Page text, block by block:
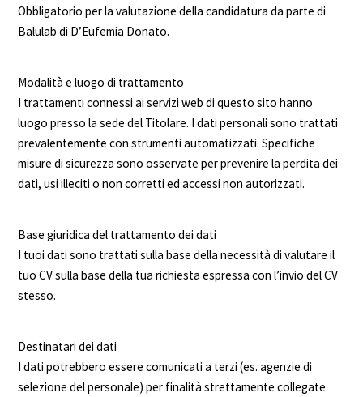
Obbligatorio per la valutazione della candidatura da parte di
Balulab di D’Eufemia Donato.
Modalità e luogo di trattamento
I trattamenti connessi ai servizi web di questo sito hanno
luogo presso la sede del Titolare. I dati personali sono trattati
prevalentemente con strumenti automatizzati. Specifiche
misure di sicurezza sono osservate per prevenire la perdita dei
dati, usi illeciti o non corretti ed accessi non autorizzati.
Base giuridica del trattamento dei dati
I tuoi dati sono trattati sulla base della necessità di valutare il
tuo CV sulla base della tua richiesta espressa con l’invio del CV
stesso.
Destinatari dei dati
I dati potrebbero essere comunicati a terzi (es. agenzie di
selezione del personale) per finalità strettamente collegate